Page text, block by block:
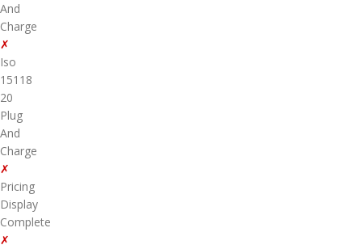
And
Charge
✗
Iso
15118
20
Plug
And
Charge
✗
Pricing
Display
Complete
✗